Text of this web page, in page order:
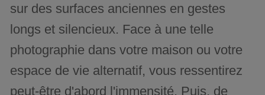
sur des surfaces anciennes en gestes
longs et silencieux. Face à une telle
photographie dans votre maison ou votre
espace de vie alternatif, vous ressentirez
peut-être d'abord l'immensité. Puis, de